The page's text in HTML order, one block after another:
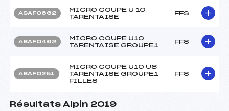
ASAF0662
MICRO COUPE U 10
TARENTAISE
FFS
ASAF0462
MICRO COUPE U10
TARENTAISE GROUPE1
FFS
ASAF0251
MICRO COUPE U10 U8
TARENTAISE GROUPE1
FILLES
FFS
Résultats Alpin 2019